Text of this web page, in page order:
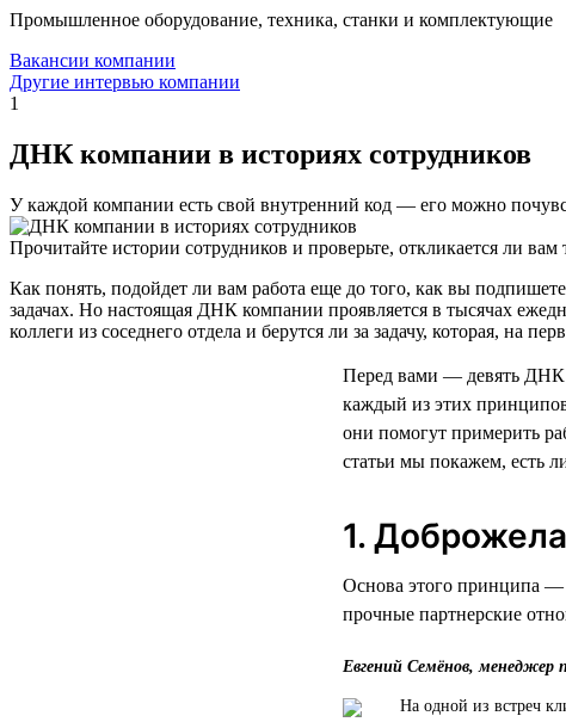
Промышленное оборудование, техника, станки и комплектующие
Вакансии компании
Другие интервью компании
1
ДНК компании в историях сотрудников
У каждой компании есть свой внутренний код — его можно
Прочитайте истории сотрудников и проверьте, откликается ли вам
Как понять, подойдет ли вам работа еще до того, как вы
задачах. Но настоящая ДНК компании проявляется в тысячах
коллеги из соседнего отдела и берутся ли за задачу, которая, на
Перед вами — девять ДНК
каждый из этих
они помогут примерить
статьи мы покажем, есть
1.
Основа этого принципа —
прочные партнерские
Евгений Семёнов,
На одной из встреч